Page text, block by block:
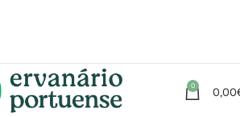
0 0,00